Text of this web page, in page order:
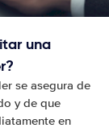
una
se asegura de
y de que
en